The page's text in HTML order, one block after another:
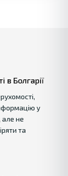
в Болгарії
у
але не
та